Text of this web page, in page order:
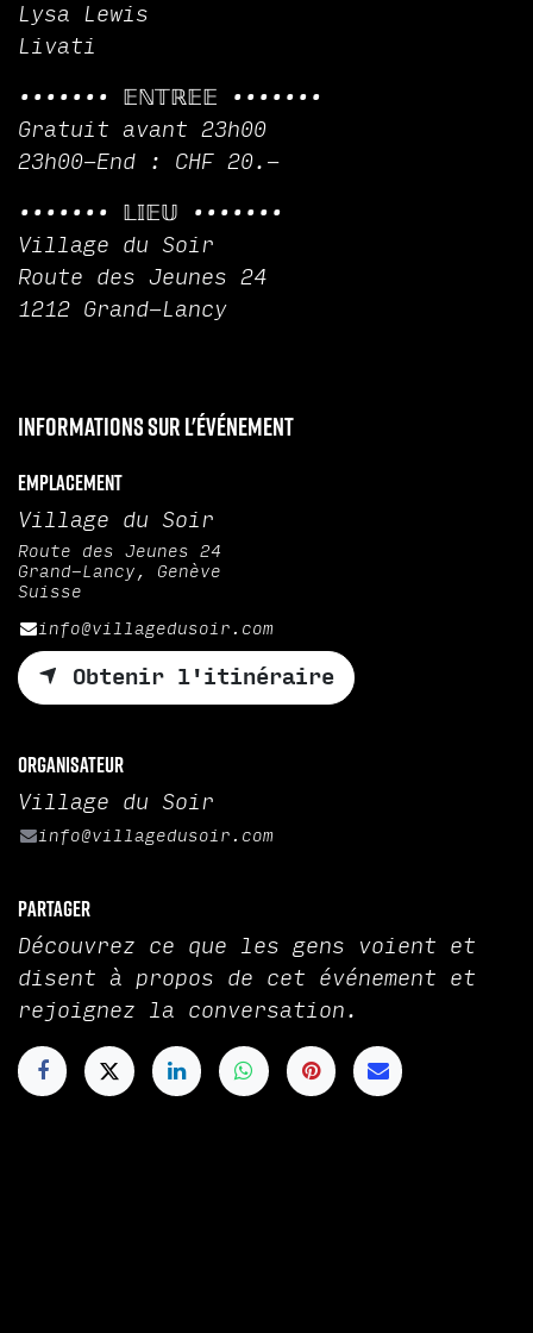
Lysa Lewis
Livati
••••••• 𝔼ℕ𝕋ℝ𝔼𝔼 •••••••
Gratuit avant 23h00
23h00-End : CHF 20.-
••••••• 𝕃𝕀𝔼𝕌 •••••••
Village du Soir
Route des Jeunes 24
1212 Grand-Lancy
Informations sur l'événement
Emplacement
Village du Soir
Route des Jeunes 24
Grand-Lancy, Genève
Suisse
info@villagedusoir.com
Obtenir l'itinéraire
Organisateur
Village du Soir
info@villagedusoir.com
Partager
Découvrez ce que les gens voient et
disent à propos de cet événement et
rejoignez la conversation.